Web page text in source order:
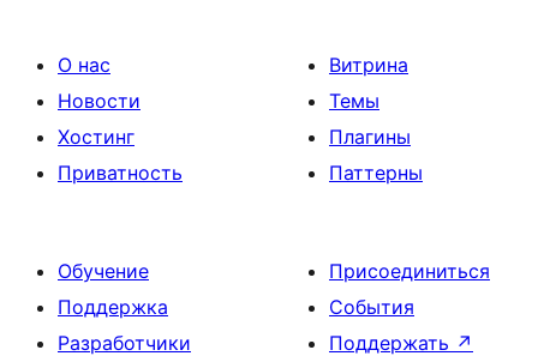
О нас
Новости
Хостинг
Приватность
Витрина
Темы
Плагины
Паттерны
Обучение
Поддержка
Разработчики
Присоединиться
События
Поддержать ↗